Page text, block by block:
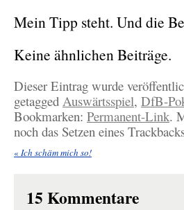
Mein Tipp steht. Und die
Keine ähnlichen Beiträge.
Dieser Eintrag wurde
getagged Auswärtsspiel, DfB-
Bookmarken: Permanent-Link.
noch das Setzen eines
« Ich schäm mich so!
15 Kommentare